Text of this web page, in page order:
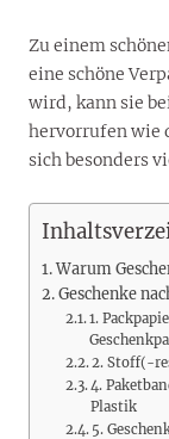
Zu einem
eine schöne
wird, kann sie
hervorrufen wie
sich besonders
Warum
Geschenke
1.
2. Stoff(-
4.
Plastik
5.